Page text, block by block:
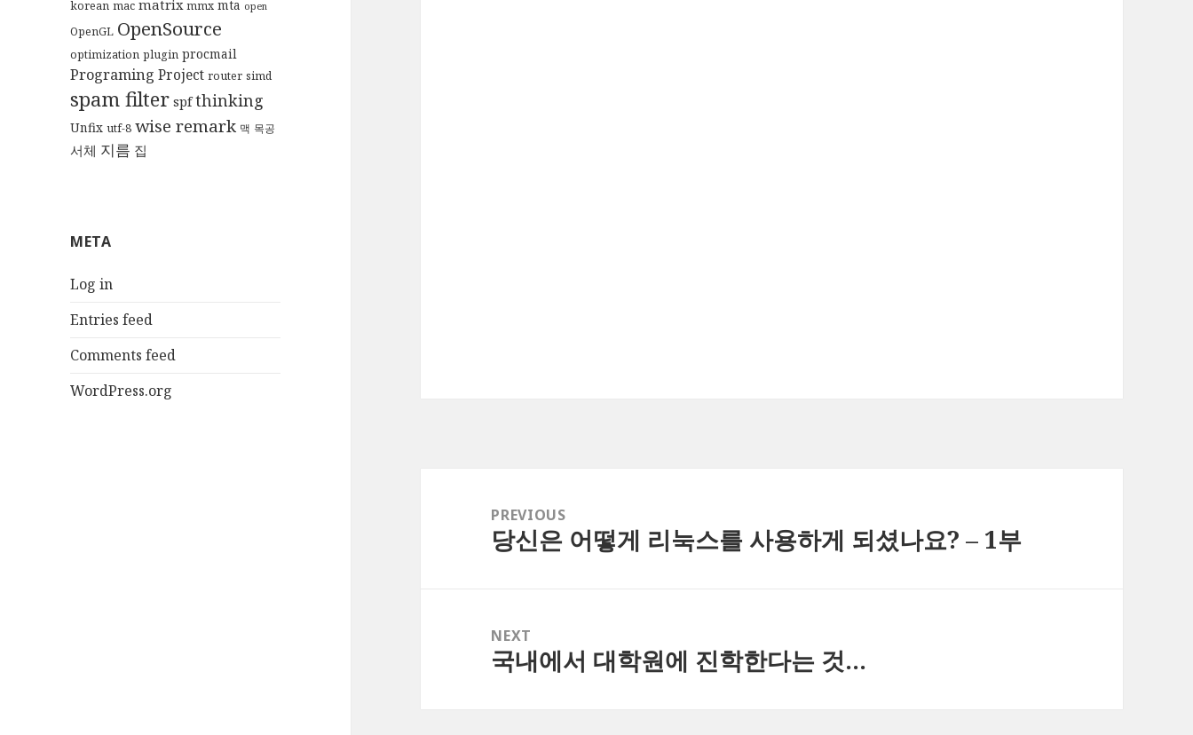
korean mac matrix mmx mta open
OpenGL OpenSource
optimization plugin procmail
Programing Project router simd
spam filter spf thinking
Unfix utf-8 wise remark 맥 목공
서체 지름 집
META
Log in
Entries feed
Comments feed
WordPress.org
navigationPREVIOUS
Previous
당신은 어떻게 리눅스를 사용하게 되셨나요? – 1부
NEXT
Next
국내에서 대학원에 진학한다는 것…